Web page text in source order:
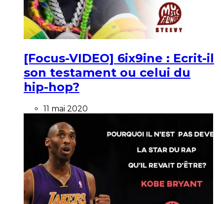
[Focus-VIDEO] 6ix9ine : Ecrit-il
son testament ou celui du
hip-hop?
11 mai 2020